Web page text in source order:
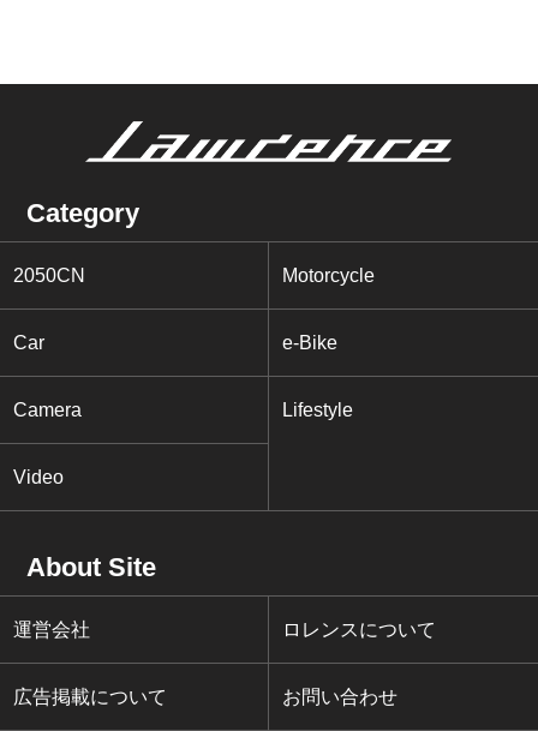
Category
2050CN Motorcycle
Car e-Bike
Camera Lifestyle
Video
About Site
運営会社 ロレンスについて
広告掲載について お問い合わせ